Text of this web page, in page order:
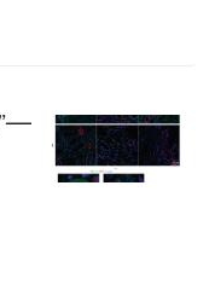
细胞外囊泡如何提前